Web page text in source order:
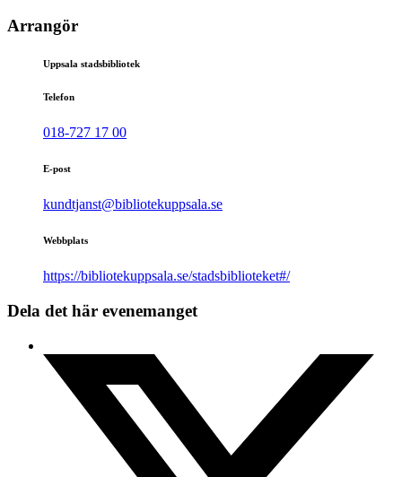
Arrangör
Uppsala stadsbibliotek
Telefon
018-727 17 00
E-post
kundtjanst@bibliotekuppsala.se
Webbplats
https://bibliotekuppsala.se/stadsbiblioteket#/
Dela det här evenemanget